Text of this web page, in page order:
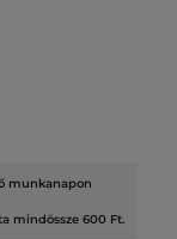
munkanapon
mindössze 600 Ft.